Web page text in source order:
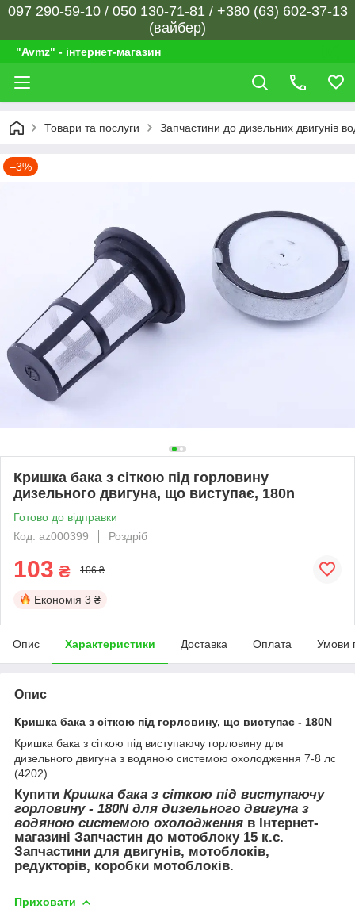
097 290-59-10 / 050 130-71-81 / +380 (63) 602-37-13
(вайбер)
"Avmz" - інтернет-магазин
Товари та послуги Запчастини до дизельних двигунів
–3%
Кришка бака з сіткою під горловину
дизельного двигуна, що виступає, 180n
Готово до відправки
Код: az000399
Роздріб
103 ₴ 106 ₴
Економія 3 ₴
Опис Характеристики Доставка Оплата Умови
Опис
Кришка бака з сіткою під горловину, що виступає - 180N
Кришка бака з сіткою під виступаючу горловину для
дизельного двигуна з водяною системою охолодження 7-8 лс
(4202)
Купити Кришка бака з сіткою під виступаючу
горловину - 180N для дизельного двигуна з
водяною системою охолодження в Інтернет-
магазині Запчастин до мотоблоку 15 к.с.
Запчастини для двигунів, мотоблоків,
редукторів, коробки мотоблоків.
Приховати